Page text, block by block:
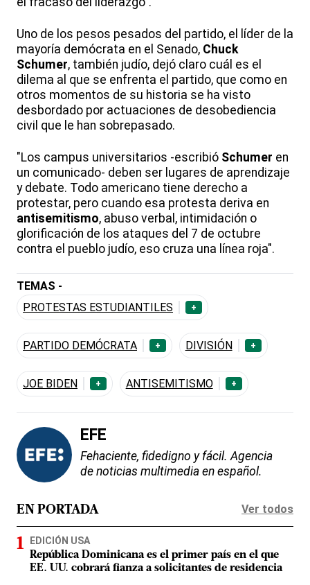
Uno de los pesos pesados del partido, el líder de la
mayoría demócrata en el Senado, Chuck
Schumer, también judío, dejó claro cuál es el
dilema al que se enfrenta el partido, que como en
otros momentos de su historia se ha visto
desbordado por actuaciones de desobediencia
civil que le han sobrepasado.
"Los campus universitarios -escribió Schumer en
un comunicado- deben ser lugares de aprendizaje
y debate. Todo americano tiene derecho a
protestar, pero cuando esa protesta deriva en
antisemitismo, abuso verbal, intimidación o
glorificación de los ataques del 7 de octubre
contra el pueblo judío, eso cruza una línea roja".
TEMAS -
PROTESTAS ESTUDIANTILES
+
PARTIDO DEMÓCRATA + DIVISIÓN +
JOE BIDEN + ANTISEMITISMO +
EFE
Fehaciente, fidedigno y fácil. Agencia
de noticias multimedia en español.
EN PORTADA Ver todos
EDICIÓN USA
República Dominicana es el primer país en el que
EE. UU. cobrará fianza a solicitantes de residencia